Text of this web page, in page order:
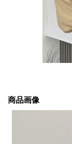
商品画像